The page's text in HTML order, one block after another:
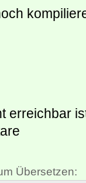
erreichbar
Übersetzen: